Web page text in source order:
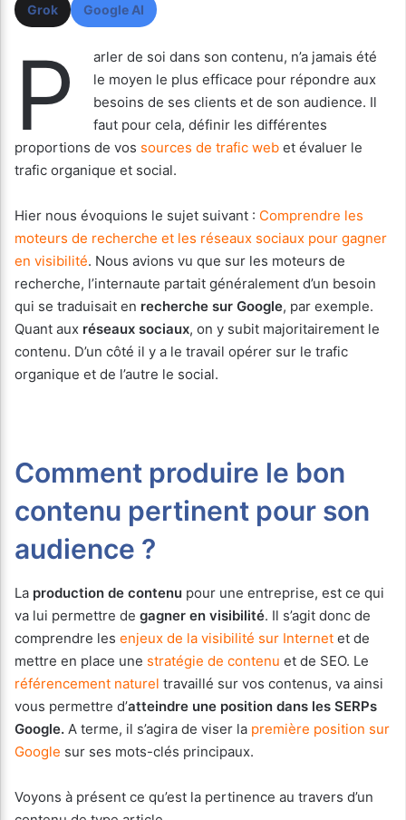
Grok Google AI
P
arler de soi dans son contenu, n’a jamais été
le moyen le plus efficace pour répondre aux
besoins de ses clients et de son audience. Il
faut pour cela, définir les différentes
proportions de vos sources de trafic web et évaluer le
trafic organique et social.
Hier nous évoquions le sujet suivant : Comprendre les
moteurs de recherche et les réseaux sociaux pour gagner
en visibilité. Nous avions vu que sur les moteurs de
recherche, l’internaute partait généralement d’un besoin
qui se traduisait en recherche sur Google, par exemple.
Quant aux réseaux sociaux, on y subit majoritairement le
contenu. D’un côté il y a le travail opérer sur le trafic
organique et de l’autre le social.
Comment produire le bon
contenu pertinent pour son
audience ?
La production de contenu pour une entreprise, est ce qui
va lui permettre de gagner en visibilité. Il s’agit donc de
comprendre les enjeux de la visibilité sur Internet et de
mettre en place une stratégie de contenu et de SEO. Le
référencement naturel travaillé sur vos contenus, va ainsi
vous permettre d’atteindre une position dans les SERPs
Google. A terme, il s’agira de viser la première position sur
Google sur ses mots-clés principaux.
Voyons à présent ce qu’est la pertinence au travers d’un